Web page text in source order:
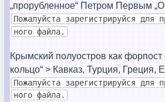
„прорубленное“ Петром Первым
Пожалуйста зарегистрируйся для
ного файла.
Крымский полуостров как форпост
кольцо“ > Кавказ, Турция, Греция,
Пожалуйста зарегистрируйся для
ного файла.